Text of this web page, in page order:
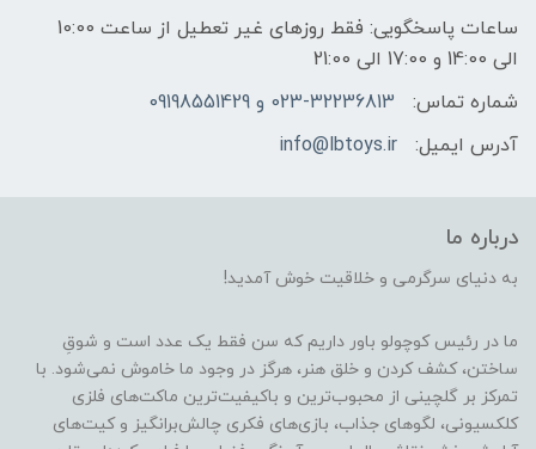
ساعات پاسخگویی: فقط روزهای غیر تعطیل از ساعت 10:00
الی 14:00 و 17:00 الی 21:00
شماره تماس:
023-32236813 و 09198551429
آدرس ایمیل:
info@lbtoys.ir
درباره ما
به دنیای سرگرمی و خلاقیت خوش آمدید!
ما در رئیس کوچولو باور داریم که سن فقط یک عدد است و شوقِ
ساختن، کشف کردن و خلق هنر، هرگز در وجود ما خاموش نمی‌شود. با
تمرکز بر گلچینی از محبوب‌ترین و باکیفیت‌ترین ماکت‌های فلزی
کلکسیونی، لگوهای جذاب، بازی‌های فکری چالش‌برانگیز و کیت‌های